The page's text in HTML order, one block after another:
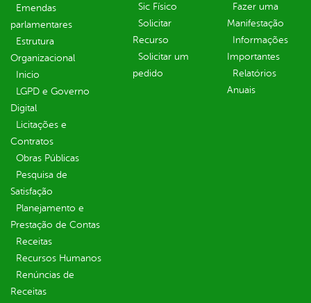
Emendas
parlamentares
Estrutura
Organizacional
Inicio
LGPD e Governo
Digital
Licitações e
Contratos
Obras Públicas
Pesquisa de
Satisfação
Planejamento e
Prestação de Contas
Receitas
Recursos Humanos
Renúncias de
Receitas
Sic Físico
Solicitar
Recurso
Solicitar um
pedido
Fazer uma
Manifestação
Informações
Importantes
Relatórios
Anuais